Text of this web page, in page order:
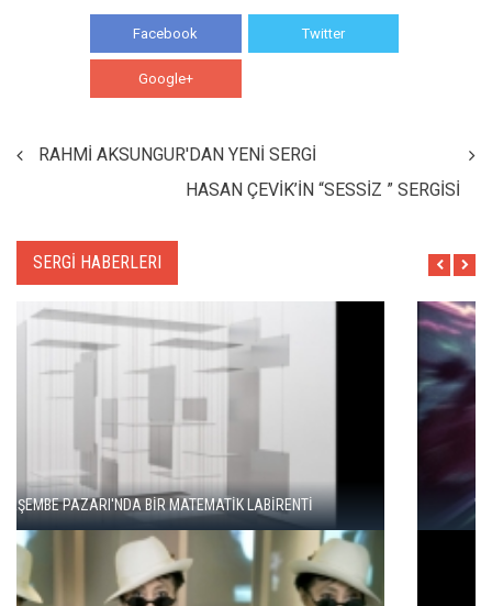
Facebook Twitter
Google+
RAHMİ AKSUNGUR'DAN YENİ SERGİ
HASAN ÇEVİK’İN “SESSİZ ” SERGİSİ
SERGİ HABERLERI
"ŞEHRİ BİZ ÖĞRENMİYORUZ, TELEFONUMUZ ÖĞRENİYOR"